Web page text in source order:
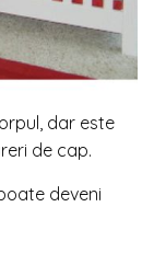
dar este
de cap.
deveni